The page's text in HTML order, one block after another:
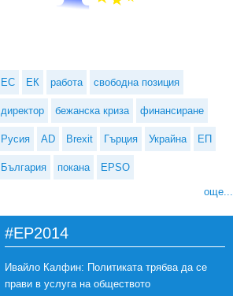
ЕС ЕК работа свободна позиция
директор бежанска криза финансиране
Русия AD Brexit Гърция Украйна ЕП
България покана EPSO
още...
#EP2014
Ивайло Калфин: Политиката трябва да се
прави в услуга на обществото